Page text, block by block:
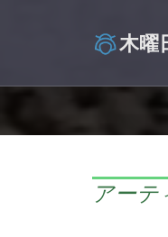
木曜
アーテ